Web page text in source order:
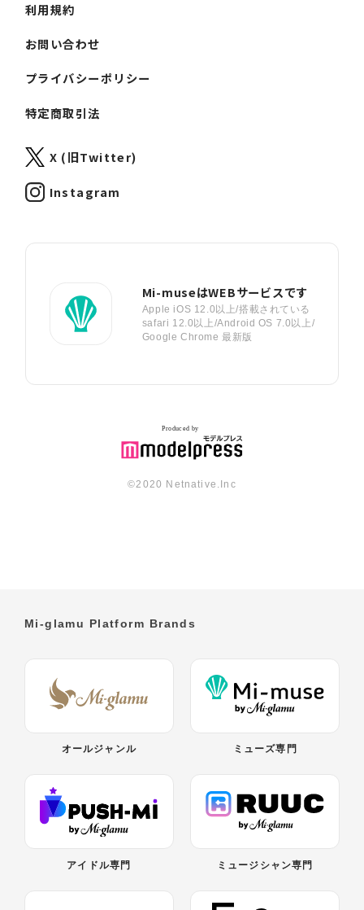
利用規約
お問い合わせ
プライバシーポリシー
特定商取引法
X (旧Twitter)
Instagram
Mi-museはWEBサービスです
Apple iOS 12.0以上/搭載されている
safari 12.0以上/Android OS 7.0以上/
Google Chrome 最新版
©︎2020 Netnative.Inc
Mi-glamu Platform Brands
オールジャンル ミューズ専門
アイドル専門 ミュージシャン専門